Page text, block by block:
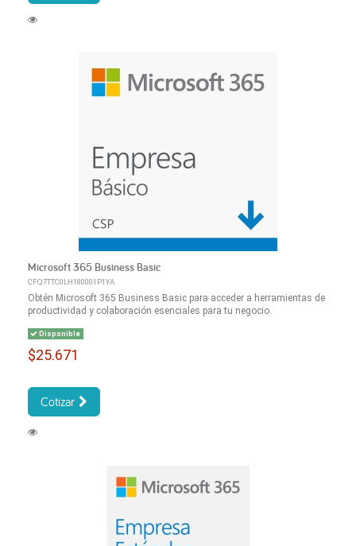
Microsoft 365 Business Basic
CFQ7TTC0LH180001P1YA
Obtén Microsoft 365 Business Basic para acceder a herramientas de
productividad y colaboración esenciales para tu negocio.
Disponible
$25.671
Cotizar